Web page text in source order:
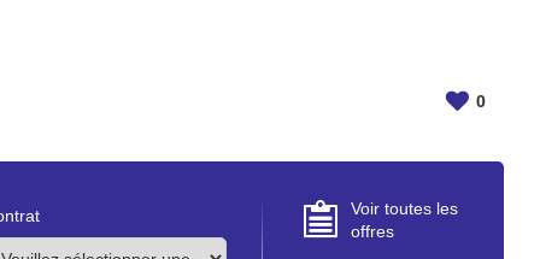
0
Voir toutes les
offres